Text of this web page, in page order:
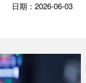
日期：2026-06-03